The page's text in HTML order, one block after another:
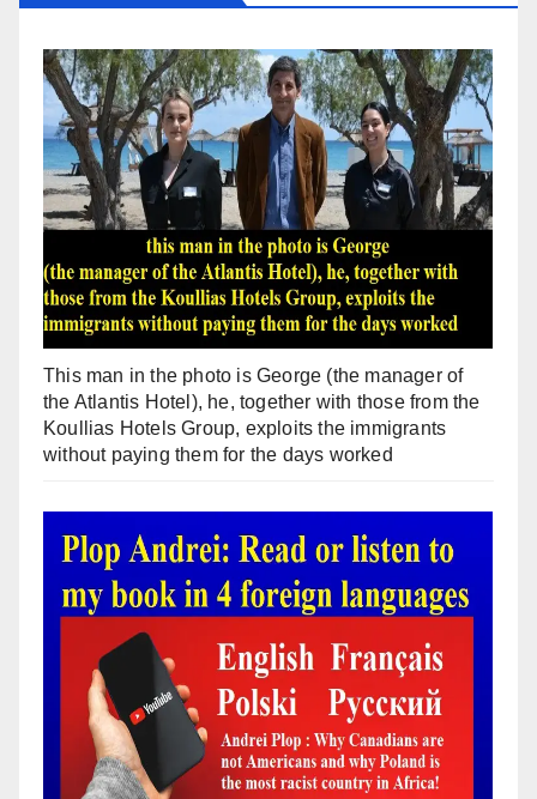
This man in the photo is George (the manager of
the Atlantis Hotel), he, together with those from the
Koullias Hotels Group, exploits the immigrants
without paying them for the days worked